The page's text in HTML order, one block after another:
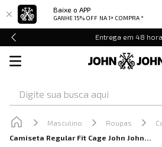
Baixe o APP
GANHE 15% OFF NA 1ª COMPRA *
Entrega em 48
Masculino Roupas
Camiseta Regular Fit Cage John John Masculina